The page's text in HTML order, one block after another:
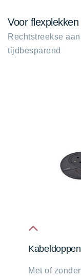
Voor flexplekken
Rechtstreekse
tijdbesparend
chevron-
Met of